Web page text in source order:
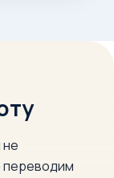
переводим